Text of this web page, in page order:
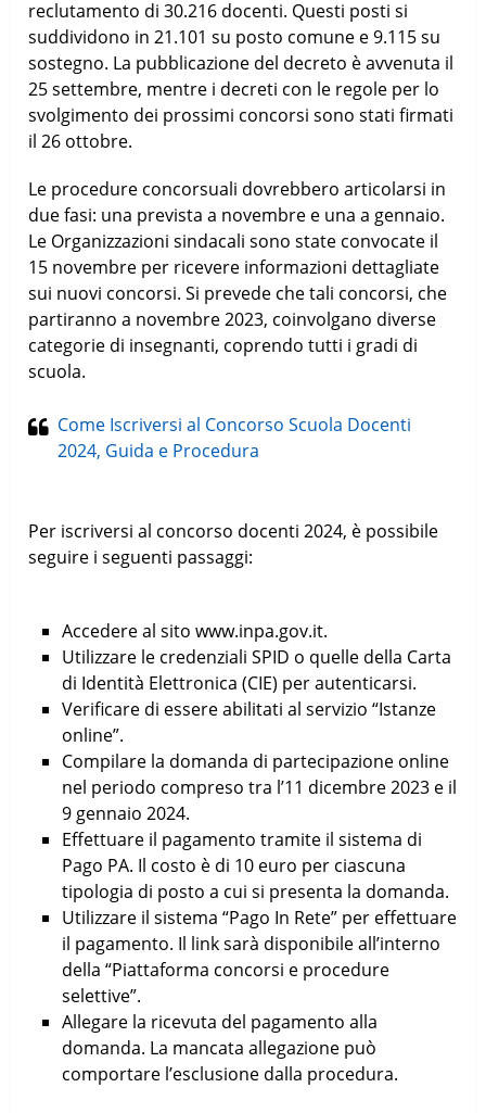
reclutamento di 30.216 docenti. Questi posti si
suddividono in 21.101 su posto comune e 9.115 su
sostegno. La pubblicazione del decreto è avvenuta il
25 settembre, mentre i decreti con le regole per lo
svolgimento dei prossimi concorsi sono stati firmati
il 26 ottobre.
Le procedure concorsuali dovrebbero articolarsi in
due fasi: una prevista a novembre e una a gennaio.
Le Organizzazioni sindacali sono state convocate il
15 novembre per ricevere informazioni dettagliate
sui nuovi concorsi. Si prevede che tali concorsi, che
partiranno a novembre 2023, coinvolgano diverse
categorie di insegnanti, coprendo tutti i gradi di
scuola.
Come Iscriversi al Concorso Scuola Docenti
2024, Guida e Procedura
Per iscriversi al concorso docenti 2024, è possibile
seguire i seguenti passaggi:
Accedere al sito www.inpa.gov.it.
Utilizzare le credenziali SPID o quelle della Carta
di Identità Elettronica (CIE) per autenticarsi.
Verificare di essere abilitati al servizio “Istanze
online”.
Compilare la domanda di partecipazione online
nel periodo compreso tra l’11 dicembre 2023 e il
9 gennaio 2024.
Effettuare il pagamento tramite il sistema di
Pago PA. Il costo è di 10 euro per ciascuna
tipologia di posto a cui si presenta la domanda.
Utilizzare il sistema “Pago In Rete” per effettuare
il pagamento. Il link sarà disponibile all’interno
della “Piattaforma concorsi e procedure
selettive”.
Allegare la ricevuta del pagamento alla
domanda. La mancata allegazione può
comportare l’esclusione dalla procedura.